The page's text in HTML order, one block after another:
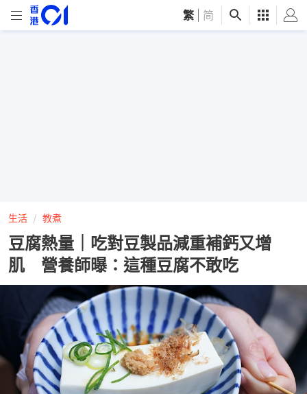
繁 简
生活 教煮
豆腐熱量｜吃對豆製品減重補鈣又增
肌 營養師曝：這種豆腐不敢吃